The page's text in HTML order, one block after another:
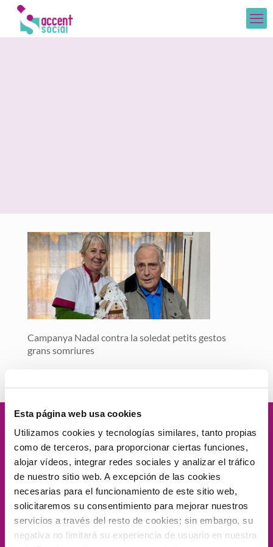
Esta página web usa cookies
Utilizamos cookies y tecnologías similares, tanto propias
como de terceros, para proporcionar ciertas funciones,
alojar vídeos, integrar redes sociales y analizar el tráfico
de nuestro sitio web. A excepción de las cookies
necesarias para el funcionamiento de este sitio web,
solicitaremos su consentimiento para mejorar nuestros
servicios a través del resto de cookies; sin embargo, su
negativa no limitará su experiencia de usuario en nuestra
Campanya Nadal contra la soledat petits gestos
grans somriures
Velamos porla dignidadde las
personas, elcompromiso social, la
proximidad, laexcelenciay la
innovación.